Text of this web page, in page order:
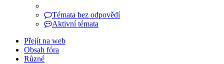
Témata bez odpovědí
Aktivní témata
Přejít na web
Obsah fóra
Různé